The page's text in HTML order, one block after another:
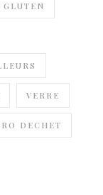
GLUTEN
VERRE
DECHET